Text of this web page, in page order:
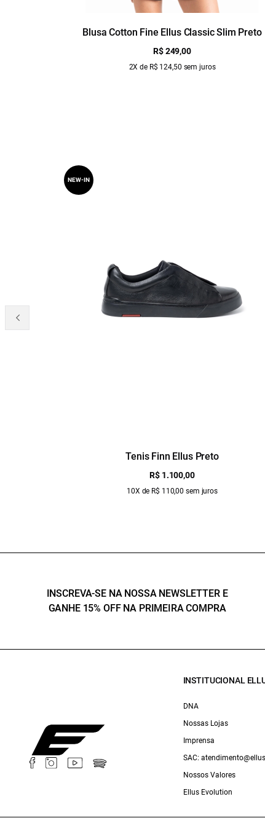
Blusa Cotton Fine Ellus Classic Slim Preto
R$ 249,00
2X de R$ 124,50 sem juros
Tenis Finn Ellus Preto
R$ 1.100,00
10X de R$ 110,00 sem juros
NEW-IN
INSCREVA-SE NA NOSSA NEWSLETTER E
GANHE 15% OFF NA PRIMEIRA COMPRA
INSTITUCIONAL
DNA
Nossas Lojas
Imprensa
SAC:
Nossos Valores
Ellus Evolution